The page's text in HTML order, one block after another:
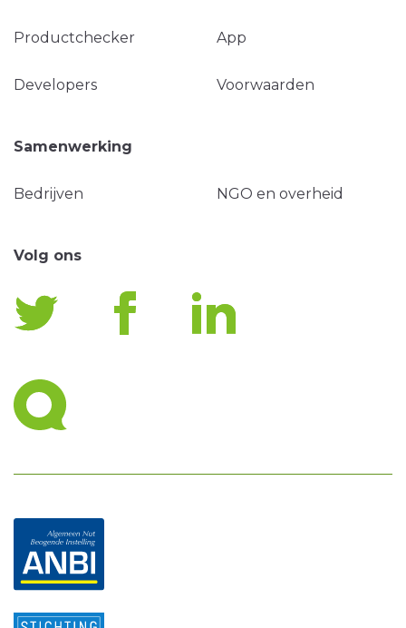
Productchecker App
Developers Voorwaarden
Samenwerking
Bedrijven NGO en overheid
Volg ons